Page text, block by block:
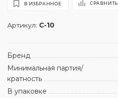
Артикул: C-10
В ИЗБРАННОЕ СРАВНИТЬ
Бренд
Минимальная партия/
кратность
В упаковке